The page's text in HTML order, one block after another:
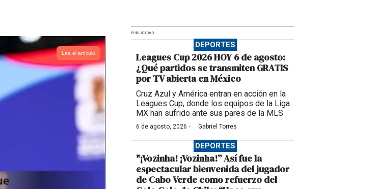
Lea el artículo
PUBLICIDAD
DEPORTES
Leagues Cup 2026 HOY 6 de agosto:
¿Qué partidos se transmiten GRATIS
por TV abierta en México
Cruz Azul y América entran en acción en la
Leagues Cup, donde los equipos de la Liga
MX han sufrido ante sus pares de la MLS
6 de agosto, 2026 · Gabriel Torres
DEPORTES
"¡Vozinha! ¡Vozinha!” Así fue la
espectacular bienvenida del jugador
de Cabo Verde como refuerzo del